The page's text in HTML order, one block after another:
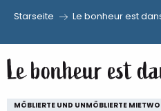
au
contenu
principal
Starseite Le bonheur est
Le bonheur est
MÖBLIERTE UND UNMÖBLIERTE